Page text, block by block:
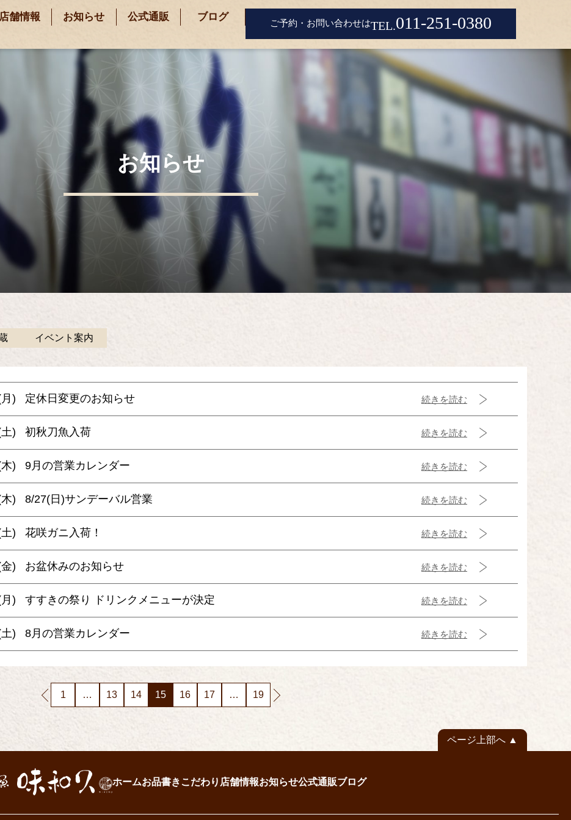
店舗情報 お知らせ 公式通販 ブログ
ご予約・お問い合わせはTEL.011-251-0380
お知らせ
イベント案内
) 定休日変更のお知らせ 続きを読む
) 初秋刀魚入荷 続きを読む
) 9月の営業カレンダー 続きを読む
) 8/27(日)サンデーバル営業 続きを読む
) 花咲ガニ入荷！ 続きを読む
) お盆休みのお知らせ 続きを読む
) すすきの祭り ドリンクメニューが決定 続きを読む
) 8月の営業カレンダー 続きを読む
1 … 13 14 15 16 17 … 19
ページ上部へ
ホームお品書きこだわり 店舗情報お知らせ公式通販ブログ